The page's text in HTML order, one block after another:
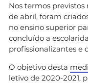
Nos termos previstos
de abril, foram
no ensino superior
concluído a
profissionalizantes e
O objetivo desta
letivo de 2020-2021,